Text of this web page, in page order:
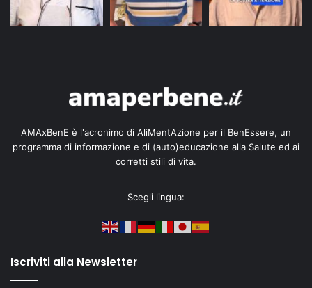
AMAxBenE è l'acronimo di AliMentAzione per il BenEssere, un
programma di informazione e di (auto)educazione alla Salute ed ai
corretti stili di vita.
Scegli lingua:
Iscriviti alla Newsletter